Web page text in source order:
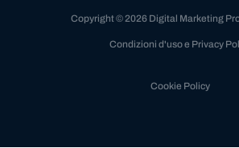
Copyright © 2026 Digital Marketing
Condizioni d'uso e Privacy
Cookie Policy